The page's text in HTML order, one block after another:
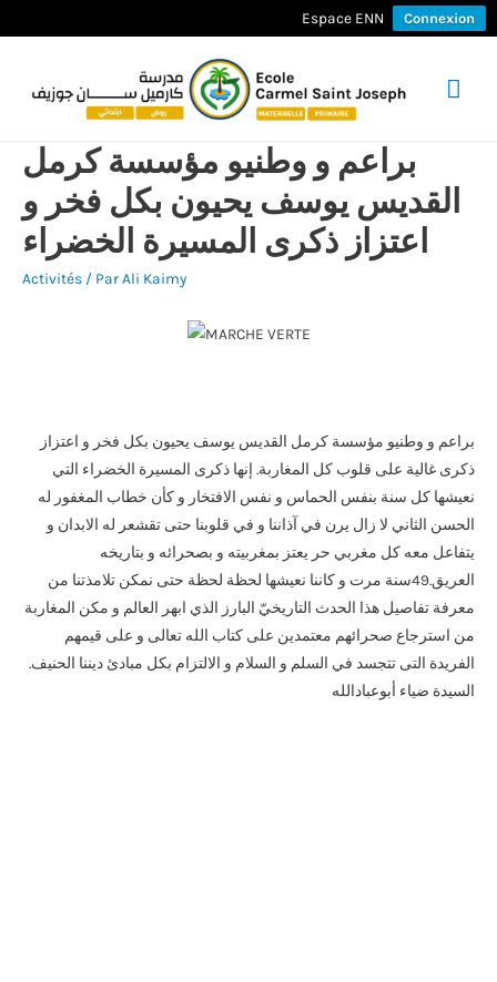
Espace ENN Connexion
براعم و وطنيو مؤسسة كرمل
القديس يوسف يحيون بكل فخر و
اعتزاز ذكرى المسيرة الخضراء
Activités / ParAli Kaimy
براعم و وطنيو مؤسسة كرمل القديس يوسف يحيون بكل فخر و اعتزاز
ذكرى غالية على قلوب كل المغاربة. إنها ذكرى المسيرة الخضراء التي
نعيشها كل سنة بنفس الحماس و نفس الافتخار و كأن خطاب المغفور له
الحسن الثاني لا زال يرن في آذاننا و في قلوبنا حتى تقشعر له الابدان و
يتفاعل معه كل مغربي حر يعتز بمغربيته و بصحرائه و بتاريخه
العريق.49سنة مرت و كاننا نعيشها لحظة لحظة حتى نمكن تلامذتنا من
معرفة تفاصيل هذا الحدث التاريخيّ البارز الذي ابهر العالم و مكن المغاربة
من استرجاع صحرائهم معتمدين على كتاب الله تعالى و على قيمهم
الفريدة التى تتجسد في السلم و السلام و الالتزام بكل مبادئ ديننا الحنيف.
السيدة ضياء أبوعبادالله